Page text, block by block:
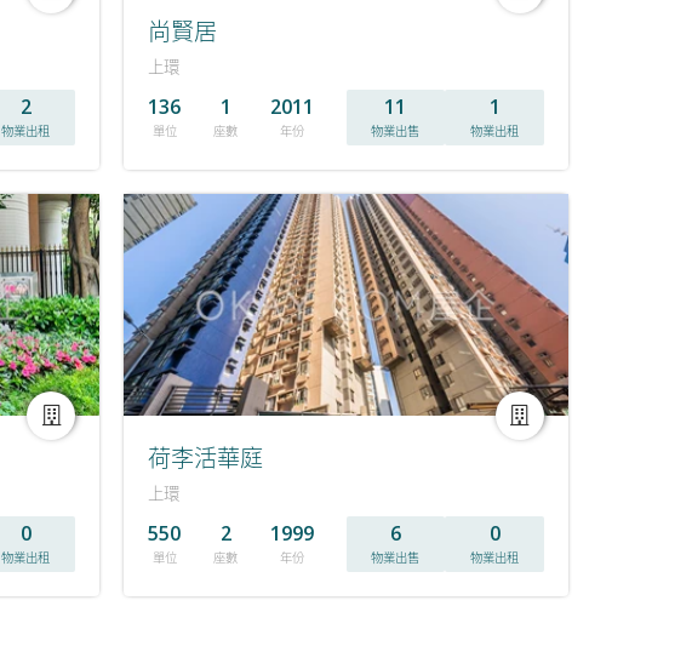
2
物業出租
尚賢居
上環
136
單位
1
座數
2011
年份
11
物業出售
1
物業出租
0
物業出租
荷李活華庭
上環
550
單位
2
座數
1999
年份
6
物業出售
0
物業出租